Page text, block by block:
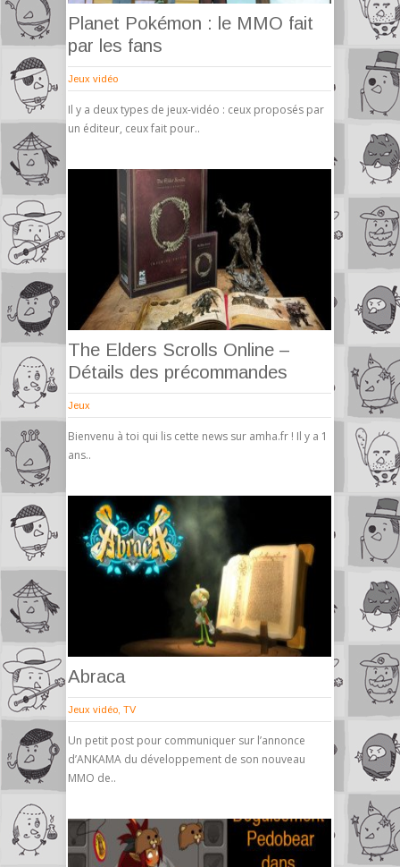
Planet Pokémon : le MMO fait
par les fans
Jeux vidéo
Il y a deux types de jeux-vidéo : ceux proposés par
un éditeur, ceux fait pour..
The Elders Scrolls Online –
Détails des précommandes
Jeux
Bienvenu à toi qui lis cette news sur amha.fr ! Il y a 1
ans..
Abraca
Jeux vidéo TV
Un petit post pour communiquer sur l’annonce
d’ANKAMA du développement de son nouveau
MMO de..